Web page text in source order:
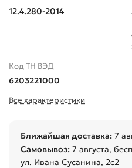
12.4.280-2014
Код ТН ВЭД
6203221000
Все характеристики
Ближайшая доставка: 7
Самовывоз: 7 августа,
ул. Ивана Сусанина, 2с2